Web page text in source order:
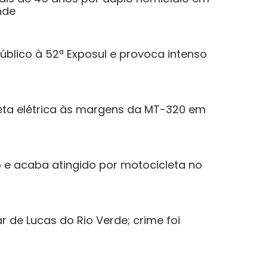
à 52ª Exposul e provoca intenso
elétrica às margens da MT-320 em
acaba atingido por motocicleta no
de Lucas do Rio Verde; crime foi